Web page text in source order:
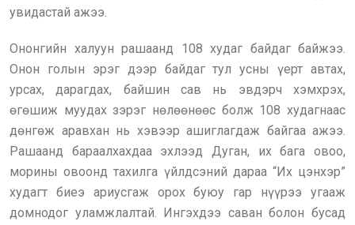
увидастай ажээ.
Ононгийн халуун рашаанд 108 худаг байдаг байжээ.
Онон голын эрэг дээр байдаг тул усны үерт автах,
урсах, дарагдах, байшин сав нь эвдэрч хэмхрэх,
өгөшиж муудах зэрэг нөлөөнөөс болж 108 худагнаас
дөнгөж аравхан нь хэвээр ашиглагдаж байгаа ажээ.
Рашаанд бараалхахдаа эхлээд Дуган, их бага овоо,
морины овоонд тахилга үйлдсэний дараа “Их цэнхэр”
худагт биеэ ариусгаж орох буюу гар нүүрээ угааж
домнодог уламжлалтай. Ингэхдээ саван болон бусад